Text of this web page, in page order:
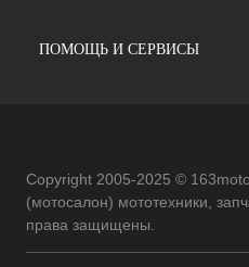
ПОМОЩЬ И СЕРВИСЫ
Copyright 2005-2025 ©
(мотосалон) мототехники,
права защищены.